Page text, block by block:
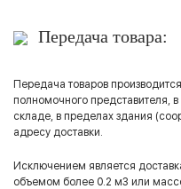
Передача товара:
Передача товаров
полномочного представителя,
складе, в пределах здания
адресу доставки.
Исключением является
объемом более 0.2 м3 или